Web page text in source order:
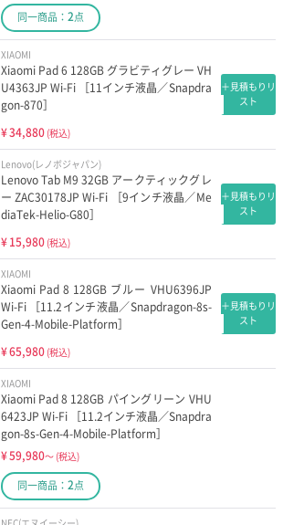
同一商品： 2点
XIAOMI
Xiaomi Pad 6 128GB グラビティグレー VH
U4363JP Wi-Fi ［11インチ液晶／Snapdra
gon-870］
¥34,880 (税込)
＋見積もりリ
スト
Lenovo(レノボジャパン)
Lenovo Tab M9 32GB アークティックグレ
ー ZAC30178JP Wi-Fi ［9インチ液晶／Me
diaTek-Helio-G80］
¥15,980 (税込)
＋見積もりリ
スト
XIAOMI
Xiaomi Pad 8 128GB ブルー VHU6396JP
Wi-Fi ［11.2インチ液晶／Snapdragon-8s-
Gen-4-Mobile-Platform］
¥65,980 (税込)
＋見積もりリ
スト
XIAOMI
Xiaomi Pad 8 128GB パイングリーン VHU
6423JP Wi-Fi ［11.2インチ液晶／Snapdra
gon-8s-Gen-4-Mobile-Platform］
¥59,980～ (税込)
同一商品： 2点